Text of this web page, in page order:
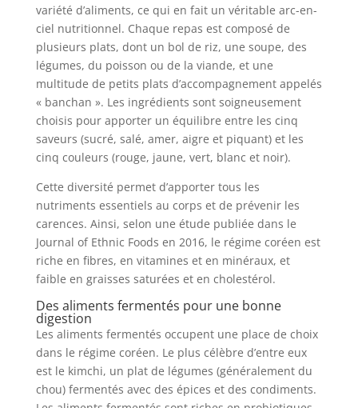
variété d’aliments, ce qui en fait un véritable arc-en-
ciel nutritionnel. Chaque repas est composé de
plusieurs plats, dont un bol de riz, une soupe, des
légumes, du poisson ou de la viande, et une
multitude de petits plats d’accompagnement appelés
« banchan ». Les ingrédients sont soigneusement
choisis pour apporter un équilibre entre les cinq
saveurs (sucré, salé, amer, aigre et piquant) et les
cinq couleurs (rouge, jaune, vert, blanc et noir).
Cette diversité permet d’apporter tous les
nutriments essentiels au corps et de prévenir les
carences. Ainsi, selon une étude publiée dans le
Journal of Ethnic Foods en 2016, le régime coréen est
riche en fibres, en vitamines et en minéraux, et
faible en graisses saturées et en cholestérol.
Des aliments fermentés pour une bonne
digestion
Les aliments fermentés occupent une place de choix
dans le régime coréen. Le plus célèbre d’entre eux
est le kimchi, un plat de légumes (généralement du
chou) fermentés avec des épices et des condiments.